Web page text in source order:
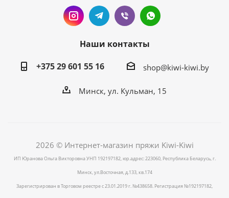
Наши контакты
+375 29 601 55 16
shop@kiwi-kiwi.by
Минск, ул. Кульман, 15
2026 © Интернет-магазин пряжи Kiwi-Kiwi
ИП Юранова Ольга Викторовна УНП 192197182, юр.адрес: 223060, Республика Беларусь, г.
Минск, ул.Восточная, д.133, кв.174
Зарегистрирован в Торговом реестре с 23.01.2019 г. №438658. Регистрация №192197182,